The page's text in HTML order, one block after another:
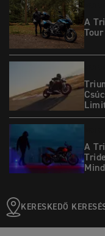
A
A
KERESKEDŐ